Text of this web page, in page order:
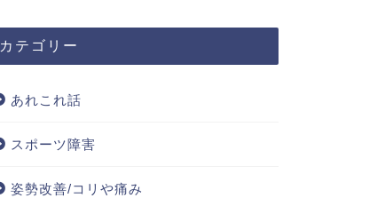
カテゴリー
あれこれ話
スポーツ障害
姿勢改善/コリや痛み